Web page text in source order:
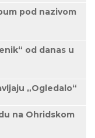
pod nazivom
od danas u
„Ogledalo“
na Ohridskom